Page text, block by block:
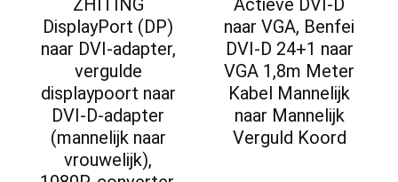
ZHITING
DisplayPort (DP)
naar DVI-adapter,
vergulde
displaypoort naar
DVI-D-adapter
(mannelijk naar
vrouwelijk),
Actieve DVI-D
naar VGA, Benfei
DVI-D 24+1 naar
VGA 1,8m Meter
Kabel Mannelijk
naar Mannelijk
Verguld Koord